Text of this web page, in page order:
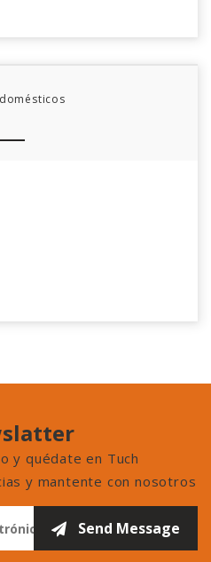
y quédate en Tuch
y mantente con nosotros